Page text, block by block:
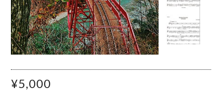
¥5,000